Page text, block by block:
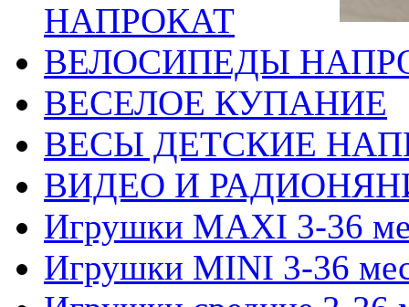
НАПРОКАТ
ВЕЛОСИПЕДЫ
ВЕСЕЛОЕ КУПАНИЕ
ВЕСЫ ДЕТСКИЕ
ВИДЕО И
Игрушки MAXI 3-36
Игрушки MINI 3-36